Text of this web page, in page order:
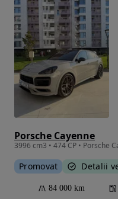
Porsche Cayenne
3996 cm3 • 474 CP • Porsche
Promovat Detalii
84 000 km